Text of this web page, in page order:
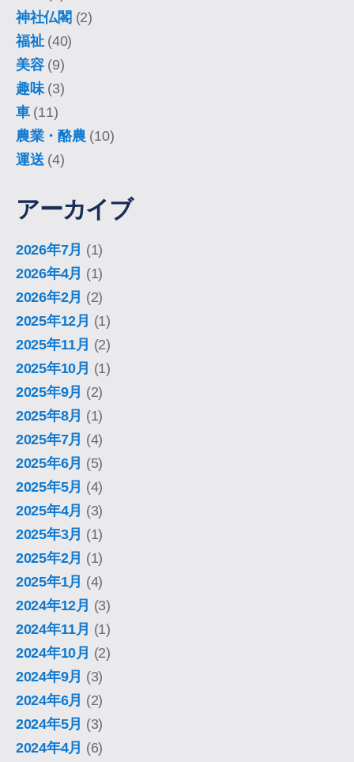
神社仏閣 (2)
福祉(40)
美容(9)
趣味(3)
車(11)
農業・酪農 (10)
運送 (4)
アーカイブ
2026年7月 (1)
2026年4月 (1)
2026年2月 (2)
2025年12月 (1)
2025年11月 (2)
2025年10月 (1)
2025年9月 (2)
2025年8月 (1)
2025年7月 (4)
2025年6月 (5)
2025年5月 (4)
2025年4月 (3)
2025年3月 (1)
2025年2月 (1)
2025年1月 (4)
2024年12月 (3)
2024年11月 (1)
2024年10月 (2)
2024年9月 (3)
2024年6月 (2)
2024年5月 (3)
2024年4月 (6)